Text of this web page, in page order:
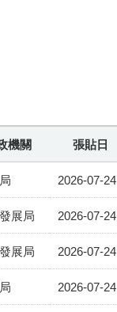
機關 張貼日
2026-07-24
展局 2026-07-24
展局 2026-07-24
2026-07-24